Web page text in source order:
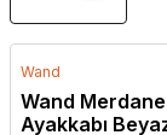
Wand
Wand
Ayakkabı